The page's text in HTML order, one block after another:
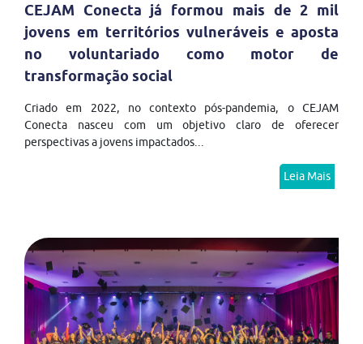
CEJAM Conecta já formou mais de 2 mil
jovens em territórios vulneráveis e aposta
no voluntariado como motor de
transformação social
Criado em 2022, no contexto pós-pandemia, o CEJAM
Conecta nasceu com um objetivo claro de oferecer
perspectivas a jovens impactados...
Leia Mais